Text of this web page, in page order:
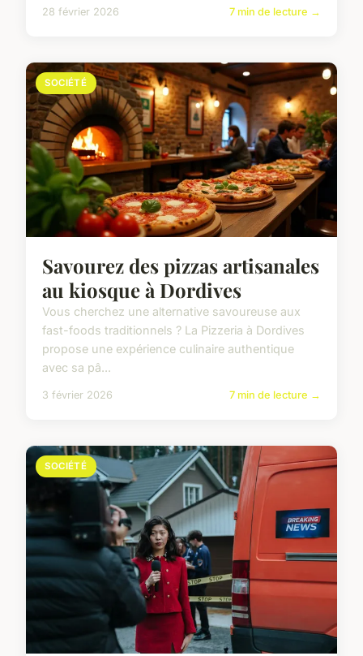
28 février 2026 7 min de lecture →
SOCIÉTÉ
Savourez des pizzas artisanales
au kiosque à Dordives
Vous cherchez une alternative savoureuse aux
fast-foods traditionnels ? La Pizzeria à Dordives
propose une expérience culinaire authentique
avec sa pâ...
3 février 2026 7 min de lecture →
SOCIÉTÉ